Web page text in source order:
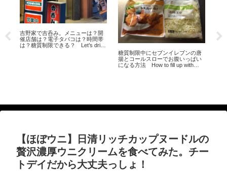
吉野家で吉呑み。メニューは？開
催店舗は？電子タバコは？時間帯
は？糖質制限できる？ Let’s drink
糖質制限中にセブンイレブンの唐
揚とコールスローでお腹いっぱい
になる方法 How to fill up with
簡
【ほぼウニ】日清リッチカップヌードルの
贅沢濃厚ウニクリームを食べてみた。チー
トデイだから大丈夫っしょ！